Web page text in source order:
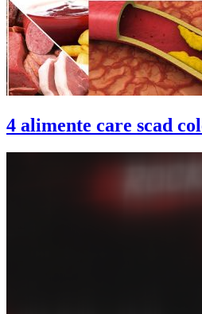
4 alimente care scad